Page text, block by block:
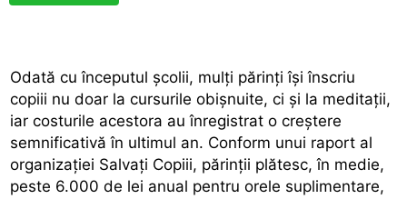
Odată cu începutul școlii, mulți părinți își înscriu
copiii nu doar la cursurile obișnuite, ci și la meditații,
iar costurile acestora au înregistrat o creștere
semnificativă în ultimul an. Conform unui raport al
organizației Salvați Copiii, părinții plătesc, în medie,
peste 6.000 de lei anual pentru orele suplimentare,